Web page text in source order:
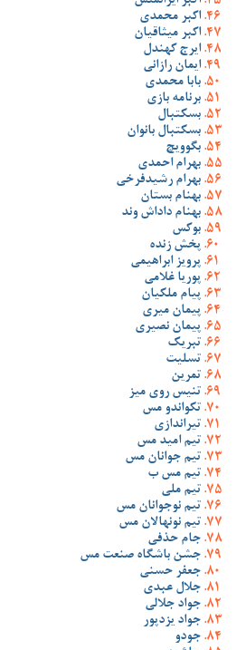
اکبر محمدی
اکبر میثاقیان
ایرج کهندل
ایمان رازانی
بابا محمدی
برنامه بازی
بسکتبال
بسکتبال بانوان
بگوویچ
بهرام احمدی
بهرام رشیدفرخی
بهنام بستان
بهنام داداش وند
بوکس
پخش زنده
پرویز ابراهیمی
پوریا غلامی
پیام ملکیان
پیمان میری
پیمان نصیری
تبریک
تسلیت
تمرین
تنیس روی میز
تکواندو مس
تیراندازی
تیم امید مس
تیم جوانان مس
تیم مس ب
تیم ملی
تیم نوجوانان مس
تیم نونهالان مس
جام حذفی
جشن باشگاه صنعت مس
جعفر حسنی
جلال عبدی
جواد جلالی
جواد یزدپور
جودو